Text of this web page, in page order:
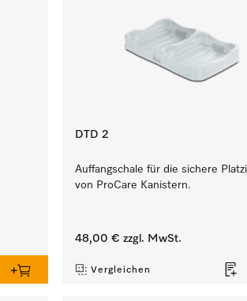
DTD 2
Auffangschale für die sichere
von ProCare Kanistern.
48,00 € zzgl. MwSt.
Vergleichen